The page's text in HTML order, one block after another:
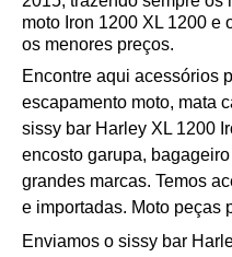
moto Iron 1200 XL 1200 e
os menores preços.
Encontre aqui acessórios
escapamento moto, mata
sissy bar Harley XL 1200
encosto garupa,
grandes marcas. Temos
e importadas. Moto peças
Enviamos o sissy bar